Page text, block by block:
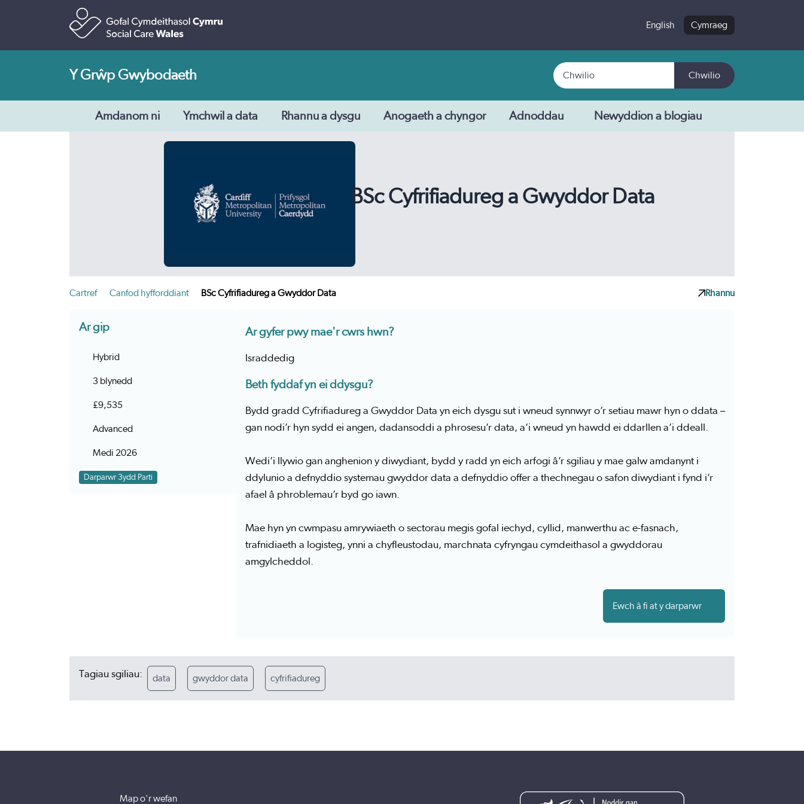
English Cymraeg
Y Grŵp Gwybodaeth Chwilio
Chwilio
Amdanom ni Ymchwil a data Rhannu a dysgu Anogaeth a chyngor Adnoddau Newyddion a blogiau
BSc Cyfrifiadureg a Gwyddor Data
Cartref Canfod hyfforddiant BSc Cyfrifiadureg a Gwyddor Data Rhannu
Ar gip
Hybrid
3 blynedd
£9,535
Advanced
Medi 2026
Darparwr 3ydd Parti
Ar gyfer pwy mae'r cwrs hwn?
Israddedig
Beth fyddaf yn ei ddysgu?
Bydd gradd Cyfrifiadureg a Gwyddor Data yn eich dysgu sut i wneud synnwyr o’r setiau mawr hyn o ddata –
gan nodi’r hyn sydd ei angen, dadansoddi a phrosesu’r data, a’i wneud yn hawdd ei ddarllen a’i ddeall.
Wedi’i llywio gan anghenion y diwydiant, bydd y radd yn eich arfogi â’r sgiliau y mae galw amdanynt i
ddylunio a defnyddio systemau gwyddor data a defnyddio offer a thechnegau o safon diwydiant i fynd i’r
afael â phroblemau’r byd go iawn.
Mae hyn yn cwmpasu amrywiaeth o sectorau megis gofal iechyd, cyllid, manwerthu ac e-fasnach,
trafnidiaeth a logisteg, ynni a chyfleustodau, marchnata cyfryngau cymdeithasol a gwyddorau
amgylcheddol.
Ewch â fi at y darparwr
Tagiau sgiliau: data gwyddor data cyfrifiadureg
Map o'r wefan